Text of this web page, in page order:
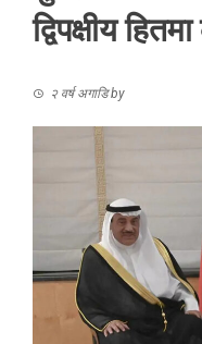
द्विपक्षीय
२ वर्ष अगाडिby